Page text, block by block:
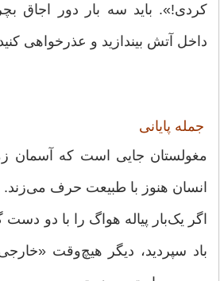
کردی!». باید سه بار دور اجاق
داخل آتش بیندازید و عذرخواهی
جمله پایانی
مغولستان جایی است که آسمان
انسان هنوز با طبیعت حرف می‌زند.
اگر یک‌بار پیاله هواگ را با دو
باد سپردید، دیگر هیچ‌وقت